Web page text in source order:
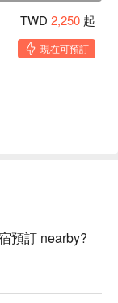
TWD 2,250 起
現在可預訂
預訂 nearby?